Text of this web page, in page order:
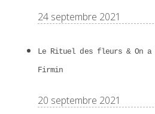
24 septembre 2021
Le Rituel des fleurs & On
Firmin
20 septembre 2021